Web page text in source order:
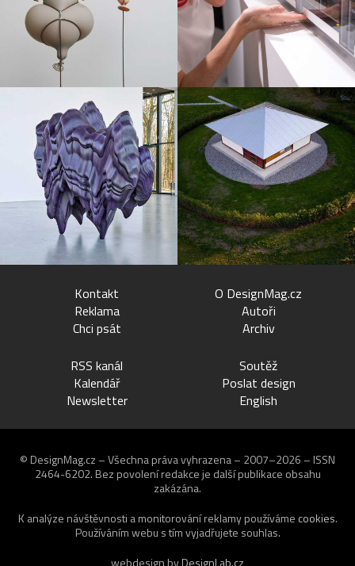
Kontakt
Reklama
Chci psát
O DesignMag.cz
Autoři
Archiv
RSS kanál
Kalendář
Newsletter
Soutěž
Poslat design
English
© DesignMag.cz – Všechna práva vyhrazena – 2007–2026 – ISSN
2464-6202. Bez povolení redakce je další publikace obsahu
zakázána.
K analýze návštěvnosti a monitorování reklamy používáme cookies.
Používáním webu s tím vyjadřujete souhlas.
webdesign byDesignLab.cz